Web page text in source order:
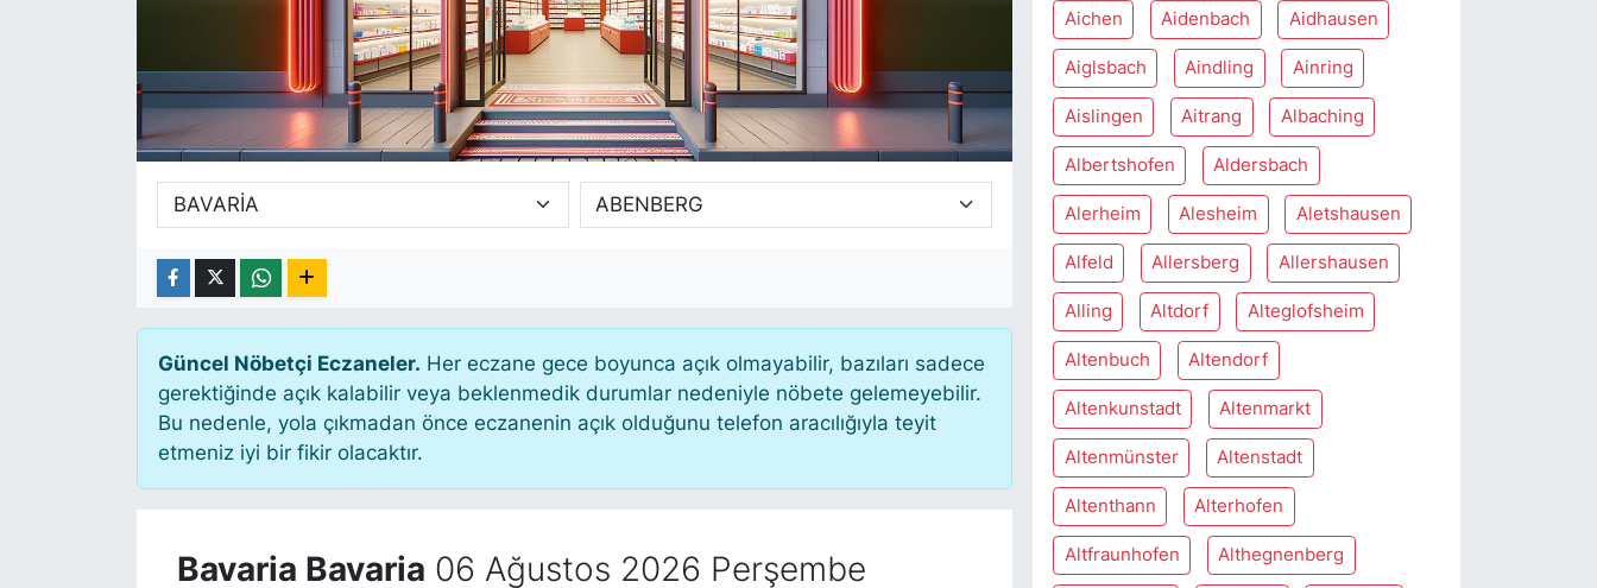
Güncel Nöbetçi Eczaneler. Her eczane gece boyunca açık olmayabilir, bazıları sadece
gerektiğinde açık kalabilir veya beklenmedik durumlar nedeniyle nöbete gelemeyebilir.
Bu nedenle, yola çıkmadan önce eczanenin açık olduğunu telefon aracılığıyla teyit
etmeniz iyi bir fikir olacaktır.
Bavaria Bavaria 06 Ağustos 2026 Perşembe
Aichen Aidenbach Aidhausen
Aiglsbach Aindling Ainring
Aislingen Aitrang Albaching
Albertshofen Aldersbach
Alerheim Alesheim Aletshausen
Alfeld Allersberg Allershausen
Alling Altdorf Alteglofsheim
Altenbuch Altendorf
Altenkunstadt Altenmarkt
Altenmünster Altenstadt
Altenthann Alterhofen
Altfraunhofen Althegnenberg
SAĞLIK